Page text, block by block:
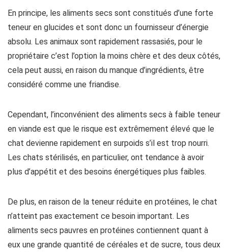
En principe, les aliments secs sont constitués d’une forte
teneur en glucides et sont donc un fournisseur d’énergie
absolu. Les animaux sont rapidement rassasiés, pour le
propriétaire c’est l’option la moins chère et des deux côtés,
cela peut aussi, en raison du manque d’ingrédients, être
considéré comme une friandise.
Cependant, l’inconvénient des aliments secs à faible teneur
en viande est que le risque est extrêmement élevé que le
chat devienne rapidement en surpoids s’il est trop nourri.
Les chats stérilisés, en particulier, ont tendance à avoir
plus d’appétit et des besoins énergétiques plus faibles.
De plus, en raison de la teneur réduite en protéines, le chat
n’atteint pas exactement ce besoin important. Les
aliments secs pauvres en protéines contiennent quant à
eux une grande quantité de céréales et de sucre, tous deux